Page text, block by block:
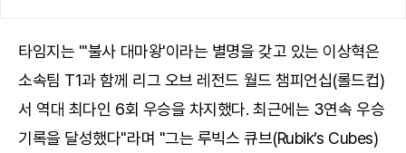
타임지는 "'불사 대마왕'이라는 별명을 갖고 있는 이상혁은
소속팀 T1과 함께 리그 오브 레전드 월드 챔피언십(롤드컵)
서 역대 최다인 6회 우승을 차지했다. 최근에는 3연속 우승
기록을 달성했다"라며 "그는 루빅스 큐브(Rubik’s Cubes)